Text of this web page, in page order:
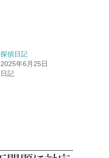
探偵日記
2025年6月25日
日記